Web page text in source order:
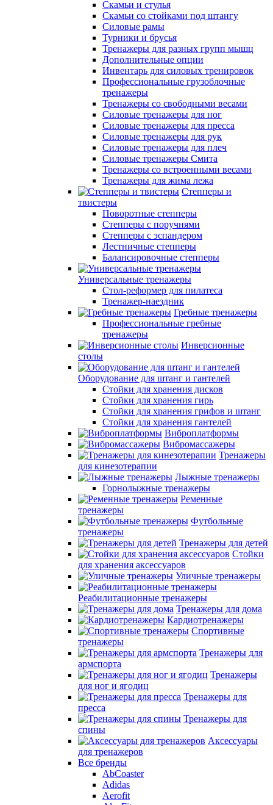
Скамьи и стулья
Скамьи со стойками под штангу
Силовые рамы
Турники и брусья
Тренажеры для разных групп мышц
Дополнительные опции
Инвентарь для силовых тренировок
Профессиональные грузоблочные
тренажеры
Тренажеры со свободными весами
Силовые тренажеры для ног
Силовые тренажеры для пресса
Силовые тренажеры для рук
Силовые тренажеры для плеч
Силовые тренажеры Смита
Тренажеры со встроенными весами
Тренажеры для жима лежа
Степперы и
твистеры
Поворотные степперы
Степперы с поручнями
Степперы с эспандером
Лестничные степперы
Балансировочные степперы
Универсальные тренажеры
Стол-реформер для пилатеса
Тренажер-наездник
Гребные тренажеры
Профессиональные гребные
тренажеры
Инверсионные
столы
Оборудование для штанг и гантелей
Стойки для хранения дисков
Стойки для хранения гирь
Стойки для хранения грифов и штанг
Стойки для хранения гантелей
Виброплатформы
Вибромассажеры
Тренажеры
для кинезотерапии
Лыжные тренажеры
Горнолыжные тренажеры
Ременные
тренажеры
Футбольные
тренажеры
Тренажеры для детей
Стойки
для хранения аксессуаров
Уличные тренажеры
Реабилитационные тренажеры
Тренажеры для дома
Кардиотренажеры
Спортивные
тренажеры
Тренажеры для
армспорта
Тренажеры
для ног и ягодиц
Тренажеры для
пресса
Тренажеры для
спины
Аксессуары
для тренажеров
Все бренды
AbCoaster
Adidas
Aerofit